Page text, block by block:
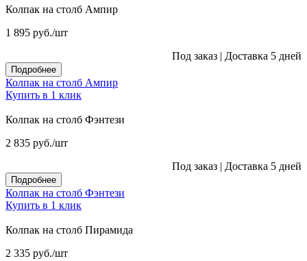
Колпак на столб Ампир
1 895 руб./шт
Под заказ | Доставка 5 дней
Подробнее
Колпак на столб Ампир
Купить в 1 клик
Колпак на столб Фэнтези
2 835 руб./шт
Под заказ | Доставка 5 дней
Подробнее
Колпак на столб Фэнтези
Купить в 1 клик
Колпак на столб Пирамида
2 335 руб./шт